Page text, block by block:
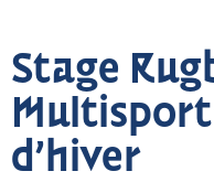
Stage
d’hiver